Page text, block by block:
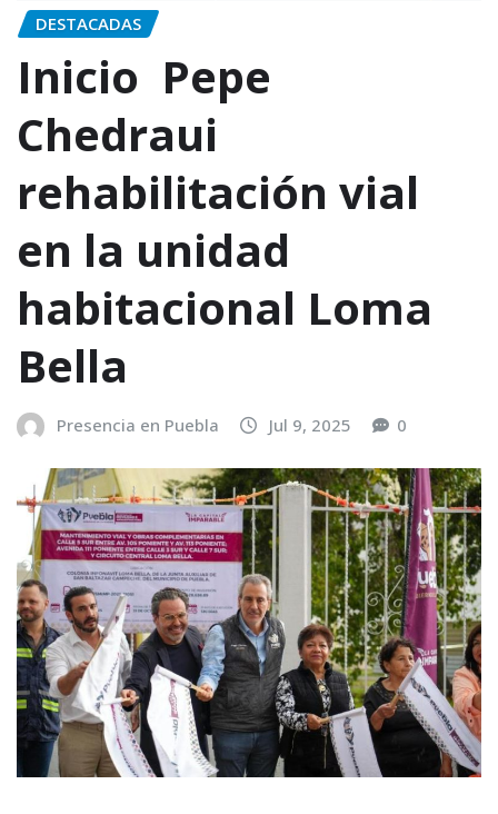
DESTACADAS
Inicio Pepe
Chedraui
rehabilitación vial
en la unidad
habitacional Loma
Bella
Presencia en Puebla Jul 9, 2025 0